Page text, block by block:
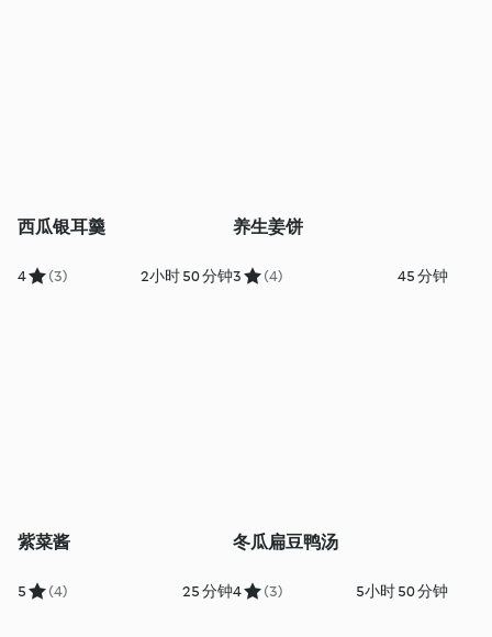
西瓜银耳羹
4 (3) 2小时 50 分钟
养生姜饼
3 (4) 45 分钟
紫菜酱
5 (4) 25 分钟
冬瓜扁豆鸭汤
4 (3) 5小时 50 分钟